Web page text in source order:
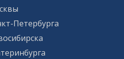
Петербурга